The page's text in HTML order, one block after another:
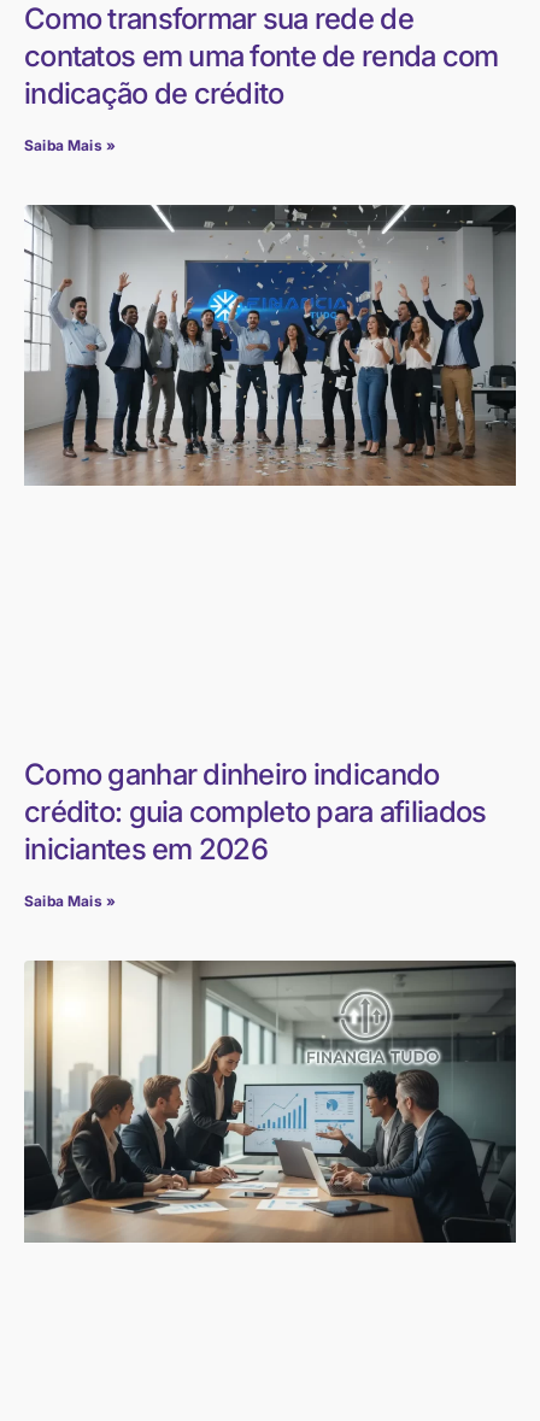
Como transformar sua rede de
contatos em uma fonte de renda com
indicação de crédito
Saiba Mais »
Como ganhar dinheiro indicando
crédito: guia completo para afiliados
iniciantes em 2026
Saiba Mais »